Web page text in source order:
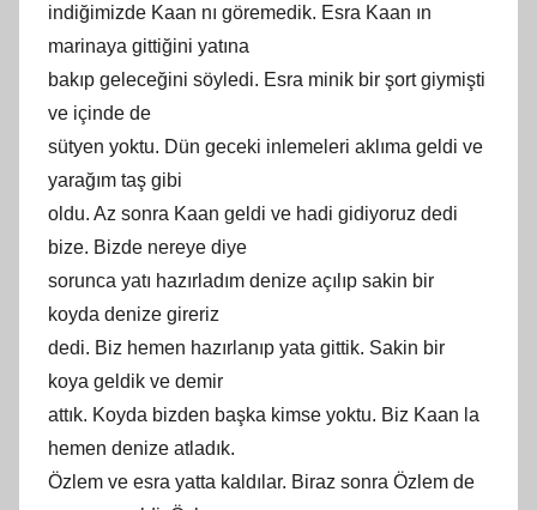
indiğimizde Kaan nı göremedik. Esra Kaan ın
marinaya gittiğini yatına
bakıp geleceğini söyledi. Esra minik bir şort giymişti
ve içinde de
sütyen yoktu. Dün geceki inlemeleri aklıma geldi ve
yarağım taş gibi
oldu. Az sonra Kaan geldi ve hadi gidiyoruz dedi
bize. Bizde nereye diye
sorunca yatı hazırladım denize açılıp sakin bir
koyda denize gireriz
dedi. Biz hemen hazırlanıp yata gittik. Sakin bir
koya geldik ve demir
attık. Koyda bizden başka kimse yoktu. Biz Kaan la
hemen denize atladık.
Özlem ve esra yatta kaldılar. Biraz sonra Özlem de